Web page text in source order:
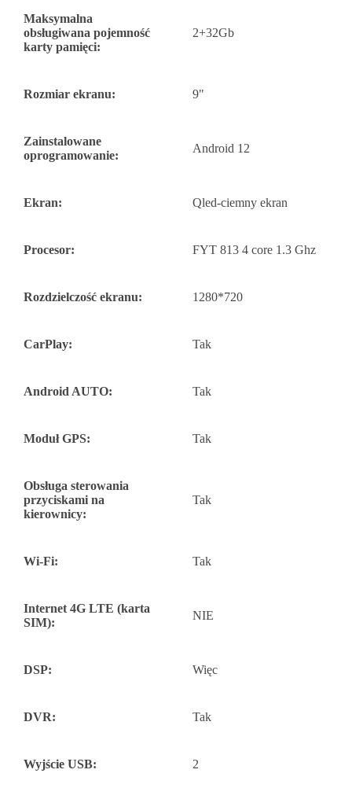
Maksymalna
obsługiwana pojemność
karty pamięci:
2+32Gb
Rozmiar ekranu: 9"
Zainstalowane
oprogramowanie:
Android 12
Ekran: Qled-ciemny ekran
Procesor: FYT 813 4 core 1.3 Ghz
Rozdzielczość ekranu: 1280*720
CarPlay: Tak
Android AUTO: Tak
Moduł GPS: Tak
Obsługa sterowania
przyciskami na
kierownicy:
Tak
Wi-Fi: Tak
Internet 4G LTE (karta
SIM):
NIE
DSP: Więc
DVR: Tak
Wyjście USB: 2